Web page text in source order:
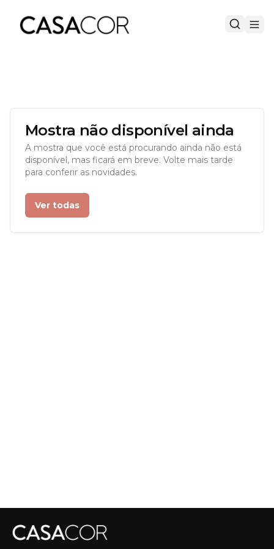
Mostra não disponível ainda
A mostra que você está procurando ainda não está
disponível, mas ficará em breve. Volte mais tarde
para conferir as novidades.
Ver todas